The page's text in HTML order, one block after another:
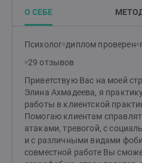
О СЕБЕ
Психолог диплом проверен
29 отзывов
Приветствую Вас на моей
Элина Ахмадеева, я
работы в клиентской
Помогаю клиентам
атаками, тревогой, с
и с различными видами
совместной работе Вы